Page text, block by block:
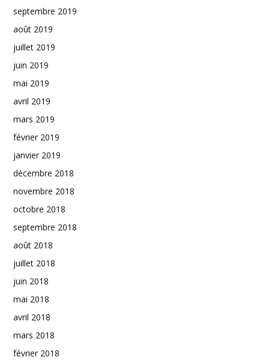
septembre 2019
août 2019
juillet 2019
juin 2019
mai 2019
avril 2019
mars 2019
février 2019
janvier 2019
décembre 2018
novembre 2018
octobre 2018
septembre 2018
août 2018
juillet 2018
juin 2018
mai 2018
avril 2018
mars 2018
février 2018